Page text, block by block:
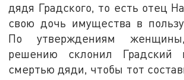
дядя Градского, то есть отец
свою дочь имущества в
По утверждениям
решению склонил Градский
смертью дяди, чтобы тот